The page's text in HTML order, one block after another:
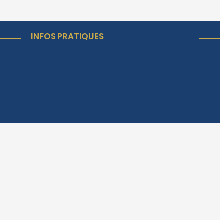
INFOS PRATIQUES